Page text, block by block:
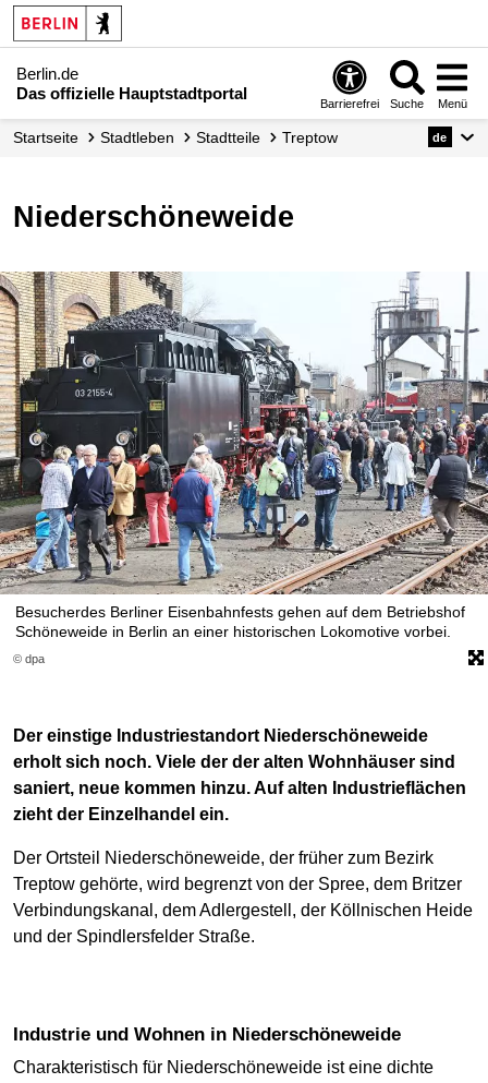
Berlin.de
Das offizielle Hauptstadtportal
Barrierefrei Suche Menü
Startseite Stadtleben Stadtteile Treptow de
Niederschöneweide
© dpa
Besucherdes Berliner Eisenbahnfests gehen auf dem Betriebshof
Schöneweide in Berlin an einer historischen Lokomotive vorbei.
Der einstige Industriestandort Niederschöneweide
erholt sich noch. Viele der der alten Wohnhäuser sind
saniert, neue kommen hinzu. Auf alten Industrieflächen
zieht der Einzelhandel ein.
Der Ortsteil Niederschöneweide, der früher zum Bezirk
Treptow gehörte, wird begrenzt von der Spree, dem Britzer
Verbindungskanal, dem Adlergestell, der Köllnischen Heide
und der Spindlersfelder Straße.
Industrie und Wohnen in Niederschöneweide
Charakteristisch für Niederschöneweide ist eine dichte